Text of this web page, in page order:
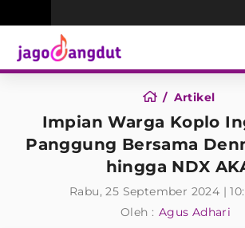
Artikel
Impian Warga Koplo
Panggung Bersama
hingga NDX
Rabu, 25 September 2024 |
Oleh : Agus Adhari